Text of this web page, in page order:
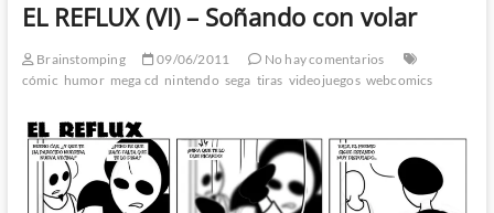
EL REFLUX (VI) – Soñando con volar
Brainstomping 09/06/2011
No hay comentarios
cómic humor mega cd nintendo sega tiras videojuegos webcomics